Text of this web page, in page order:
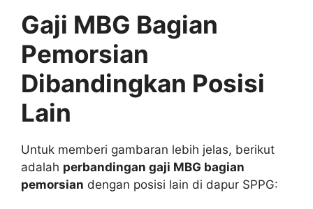
Gaji MBG Bagian
Pemorsian
Dibandingkan Posisi
Lain
Untuk memberi gambaran lebih jelas, berikut
adalah perbandingan gaji MBG bagian
pemorsian dengan posisi lain di dapur SPPG: